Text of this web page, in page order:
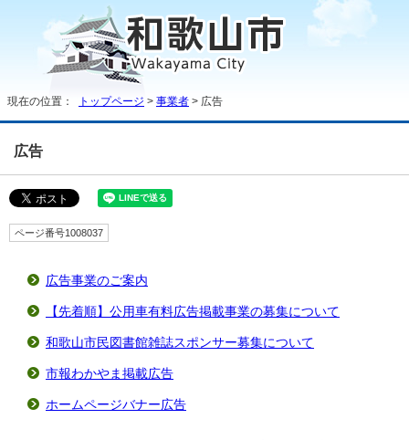
現在の位置： トップページ > 事業者 > 広告
広告
ページ番号1008037
広告事業のご案内
【先着順】公用車有料広告掲載事業の募集について
和歌山市民図書館雑誌スポンサー募集について
市報わかやま掲載広告
ホームページバナー広告